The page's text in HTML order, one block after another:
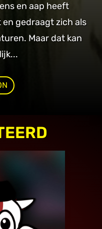
en aap heeft
gedraagt zich als
Maar dat kan